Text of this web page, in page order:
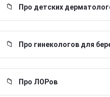
Про детских
Про гинекологов для
Про ЛОРов